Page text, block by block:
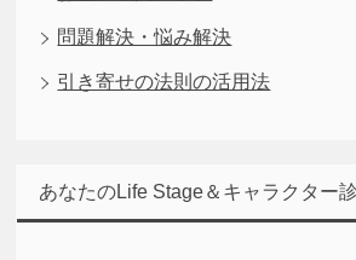
問題解決・悩み解決
引き寄せの法則の活用法
あなたのLife Stage＆キャラクター